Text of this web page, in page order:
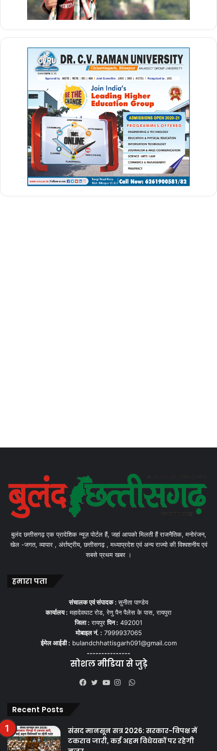
बुलंद छत्तीसगढ़ एक प्रादेशिक न्यूज़ पोर्टल हैं, जहां आपको मिलती हैं राजनैतिक, मनोरंजन,
खेल -जगत, व्यापार , अंर्राष्ट्रीय, छत्तीसगढ़ , मध्याप्रदेश एवं अन्य राज्यो की विश्वशनीय एवं
सबसे प्रथम खबर ।
हमारा पता
संचालक एवं संपादक :सुनीता पाण्डेय
कार्यालय : महादेवघाट रोड, रेणु पैन पैलेस के पास, रायपुरा
जिला : रायपुरपिन : 492001
मोबाइल नं. : 7999937065
ईमेल आईडी : bulandchhattisgarh091@gmail.com
---------------
सोशल मीडिया से जुड़े
WhatsApp
Recent Posts
संसद मानसून सत्र 2026: सरकार-विपक्ष में
टकराव जारी, कई अहम विधेयकों पर रहेगी